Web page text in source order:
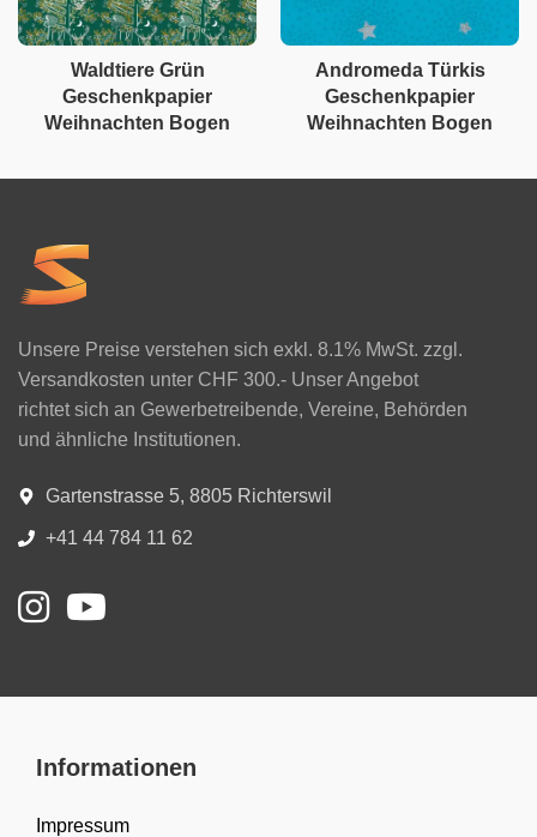
Waldtiere Grün
Geschenkpapier
Weihnachten Bogen
Andromeda Türkis
Geschenkpapier
Weihnachten Bogen
Unsere Preise verstehen sich exkl. 8.1% MwSt. zzgl.
Versandkosten unter CHF 300.- Unser Angebot
richtet sich an Gewerbetreibende, Vereine, Behörden
und ähnliche Institutionen.
Gartenstrasse 5, 8805 Richterswil
+41 44 784 11 62
Informationen
Impressum